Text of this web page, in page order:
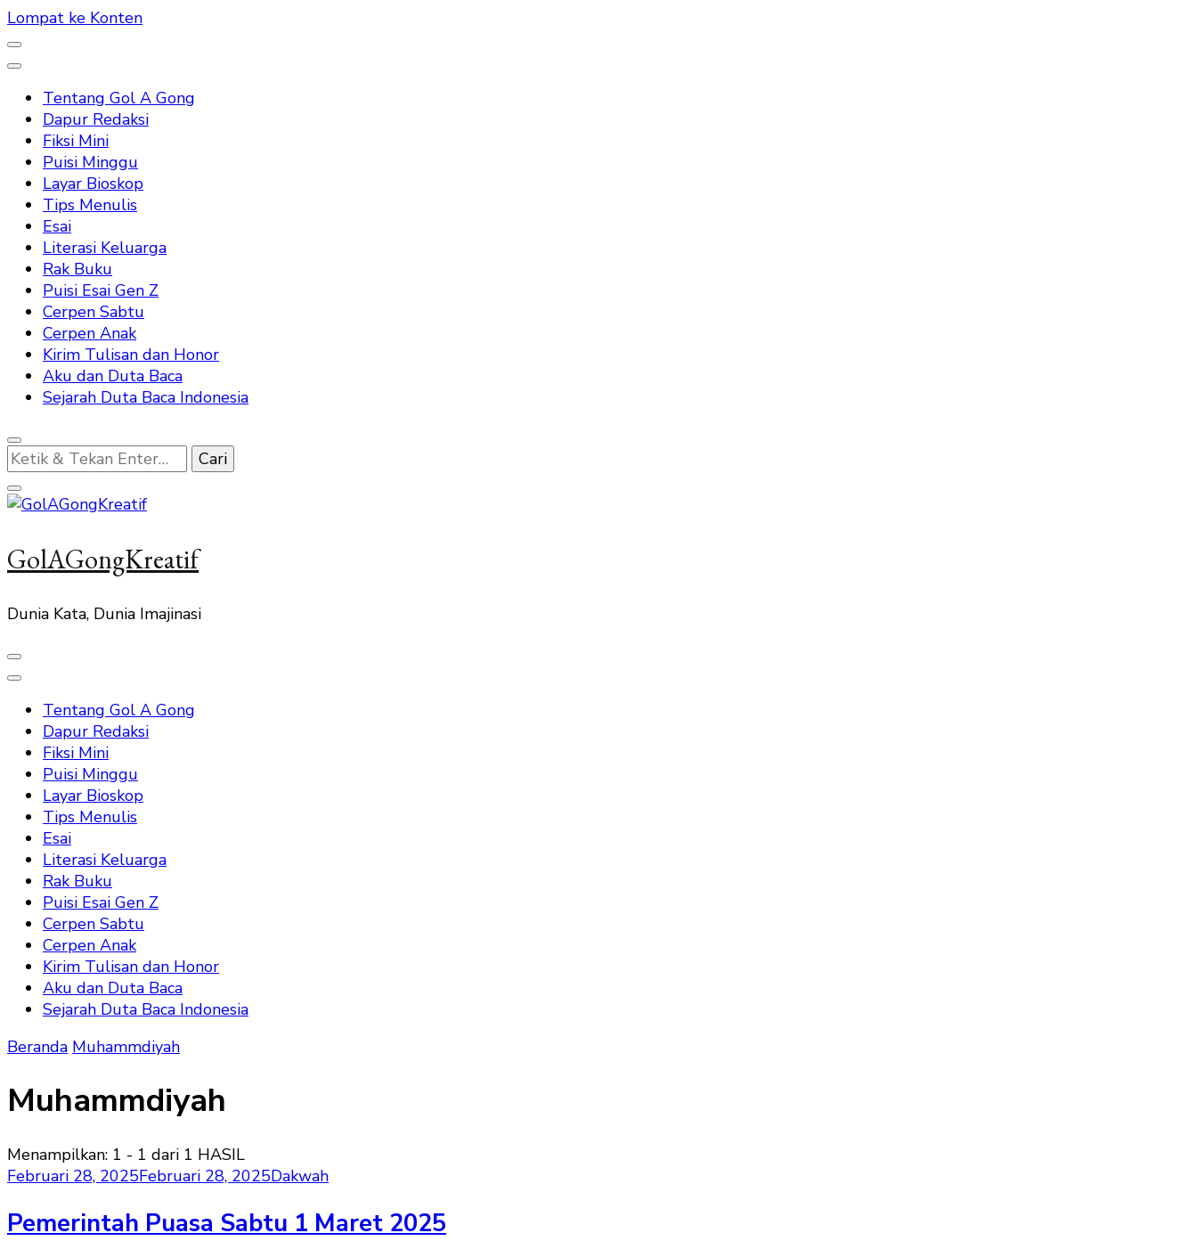
Lompat ke Konten
Tentang Gol A Gong
Dapur Redaksi
Fiksi Mini
Puisi Minggu
Layar Bioskop
Tips Menulis
Esai
Literasi Keluarga
Rak Buku
Puisi Esai Gen Z
Cerpen Sabtu
Cerpen Anak
Kirim Tulisan dan Honor
Aku dan Duta Baca
Sejarah Duta Baca Indonesia
Mencari
Sesuatu?
GolAGongKreatif
Dunia Kata, Dunia Imajinasi
Tentang Gol A Gong
Dapur Redaksi
Fiksi Mini
Puisi Minggu
Layar Bioskop
Tips Menulis
Esai
Literasi Keluarga
Rak Buku
Puisi Esai Gen Z
Cerpen Sabtu
Cerpen Anak
Kirim Tulisan dan Honor
Aku dan Duta Baca
Sejarah Duta Baca Indonesia
Beranda Muhammdiyah
Muhammdiyah
Menampilkan: 1 - 1 dari 1 HASIL
Februari 28, 2025Februari 28, 2025Dakwah
Pemerintah Puasa Sabtu 1 Maret 2025